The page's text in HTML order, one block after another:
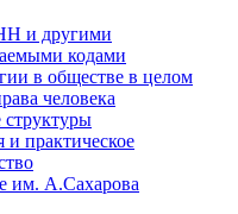
и другими
кодами
в обществе в целом
человека
практическое
им. А.Сахарова